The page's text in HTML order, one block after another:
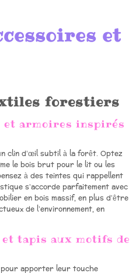
et
forestiers
et armoires inspirés
clin d’œil subtil à la forêt. Optez
le bois brut pour le lit ou les
à des teintes qui rappellent
s’accorde parfaitement avec
en bois massif, en plus d’être
de l’environnement, en
tapis aux motifs de
apporter leur touche